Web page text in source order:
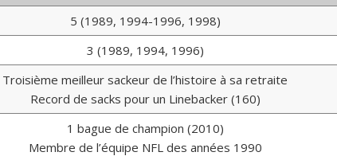
5 (1989, 1994-1996, 1998)
3 (1989, 1994, 1996)
Troisième meilleur sackeur de l’histoire à sa retraite
Record de sacks pour un Linebacker (160)
1 bague de champion (2010)
Membre de l’équipe NFL des années 1990